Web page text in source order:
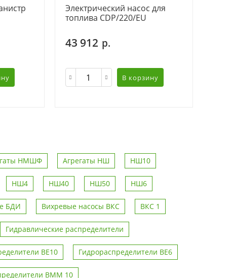
Электрический насос для
топлива CDP/220/EU
43 912 р.
В корзину
НМШФ Агрегаты НШ НШ10
НШ4 НШ40 НШ50 НШ6
БДИ Вихревые насосы ВКС ВКС 1
Гидравлические распределители
ВЕ10 Гидрораспределители ВЕ6
ВММ 10